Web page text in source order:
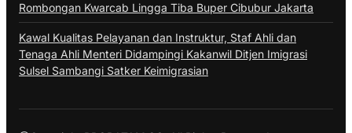
Rombongan Kwarcab Lingga Tiba Buper Cibubur Jakarta
Kawal Kualitas Pelayanan dan Instruktur, Staf Ahli dan
Tenaga Ahli Menteri Didampingi Kakanwil Ditjen Imigrasi
Sulsel Sambangi Satker Keimigrasian